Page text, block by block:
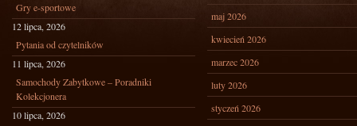
Gry e-sportowe
12 lipca, 2026
Pytania od czytelników
11 lipca, 2026
Samochody Zabytkowe – Poradniki
Kolekcjonera
10 lipca, 2026
maj 2026
kwiecień 2026
marzec 2026
luty 2026
styczeń 2026